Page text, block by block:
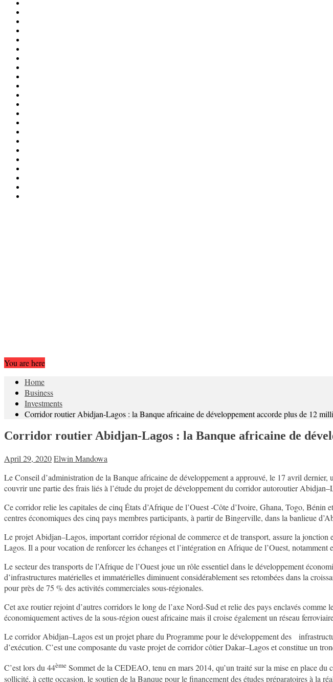
You are here
Home
Business
Investments
Corridor routier Abidjan-Lagos : la Banque africaine de développement accorde plus de 12
Corridor routier Abidjan-Lagos : la Banque africaine de
April 29, 2020Elwin Mandowa
Le Conseil d’administration de la Banque africaine de développement a approuvé, le 17 avril
couvrir une partie des frais liés à l’étude du projet de développement du corridor autoroutier
Ce corridor relie les capitales de cinq États d’Afrique de l’Ouest -Côte d’Ivoire, Ghana, Togo,
centres économiques des cinq pays membres participants, à partir de Bingerville, dans la banlieue
Le projet Abidjan–Lagos, important corridor régional de commerce et de transport, assure la
Lagos. Il a pour vocation de renforcer les échanges et l’intégration en Afrique de l’Ouest,
Le secteur des transports de l’Afrique de l’Ouest joue un rôle essentiel dans le développement
d’infrastructures matérielles et immatérielles diminuent considérablement ses retombées dans la
pour près de 75 % des activités commerciales sous-régionales.
Cet axe routier rejoint d’autres corridors le long de l’axe Nord-Sud et relie des pays enclavés
économiquement actives de la sous-région ouest africaine mais il croise également un réseau
Le corridor Abidjan–Lagos est un projet phare du Programme pour le développement des
d’exécution. C’est une composante du vaste projet de corridor côtier Dakar–Lagos et constitue un
C’est lors du 44ème Sommet de la CEDEAO, tenu en mars 2014, qu’un traité sur la mise en place
sollicité, à cette occasion, le soutien de la Banque pour le financement des études préparatoires à